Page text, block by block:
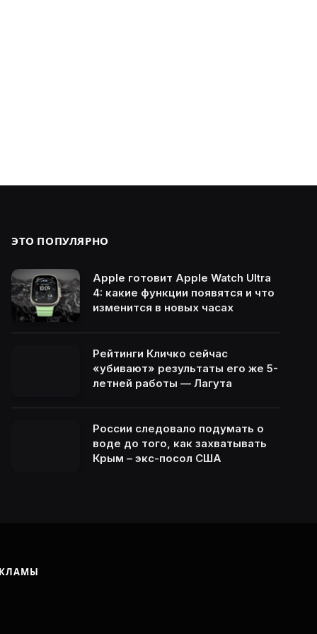
ЭТО ПОПУЛЯРНО
Apple готовит Apple Watch Ultra
4: какие функции появятся и что
изменится в новых часах
Рейтинги Кличко сейчас
«убивают» результаты его же 5-
летней работы — Лагута
России следовало подумать о
воде до того, как захватывать
Крым – экс-посол США